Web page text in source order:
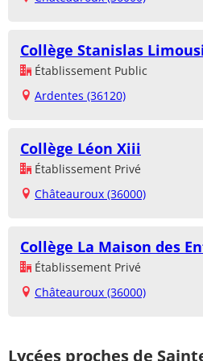
Collège Stanislas
Établissement Public
Ardentes (36120)
Collège Léon Xiii
Établissement Privé
Châteauroux (36000)
Collège La Maison des
Établissement Privé
Châteauroux (36000)
Lycées proches de